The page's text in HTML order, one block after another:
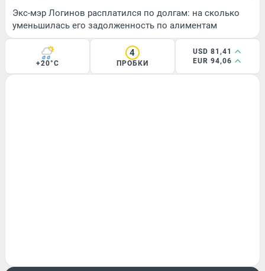
Экс-мэр Логинов расплатился по долгам: на сколько
уменьшилась его задолженность по алиментам
+20°C
4
ПРОБКИ
USD 81,41
EUR 94,06